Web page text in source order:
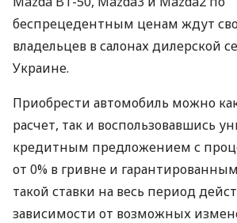
беспрецедентным ценам ждут
владельцев в салонах дилерской
Украине.
Приобрести автомобиль можно
расчет, так и воспользовавшись
кредитным предложением с
от 0% в гривне и
такой ставки на весь период
зависимости от возможных